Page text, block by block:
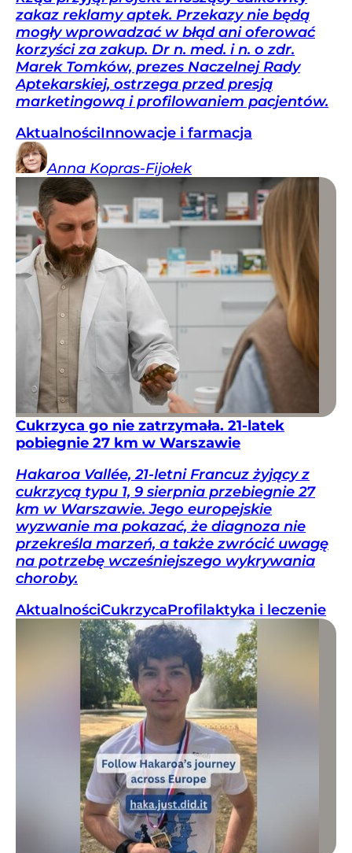
zakaz reklamy aptek. Przekazy nie będą
mogły wprowadzać w błąd ani oferować
korzyści za zakup. Dr n. med. i n. o zdr.
Marek Tomków, prezes Naczelnej Rady
Aptekarskiej, ostrzega przed presją
marketingową i profilowaniem pacjentów.
AktualnościInnowacje i farmacja
Anna Kopras-Fijołek
Cukrzyca go nie zatrzymała. 21-latek
pobiegnie 27 km w Warszawie
Hakaroa Vallée, 21-letni Francuz żyjący z
cukrzycą typu 1, 9 sierpnia przebiegnie 27
km w Warszawie. Jego europejskie
wyzwanie ma pokazać, że diagnoza nie
przekreśla marzeń, a także zwrócić uwagę
na potrzebę wcześniejszego wykrywania
choroby.
AktualnościCukrzycaProfilaktyka i leczenie